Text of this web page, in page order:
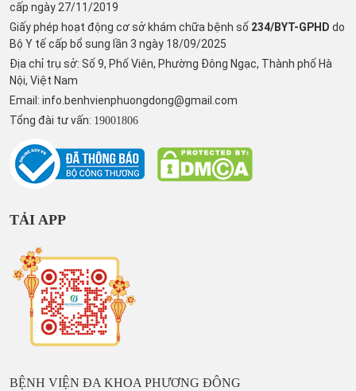
cấp ngày 27/11/2019
Giấy phép hoạt động cơ sở khám chữa bệnh số 234/BYT-GPHD do
Bộ Y tế cấp bổ sung lần 3 ngày 18/09/2025
Địa chỉ trụ sở: Số 9, Phố Viên, Phường Đông Ngạc, Thành phố Hà
Nội, Việt Nam
Email: info.benhvienphuongdong@gmail.com
Tổng đài tư vấn: 19001806
TẢI APP
BỆNH VIỆN ĐA KHOA PHƯƠNG ĐÔNG